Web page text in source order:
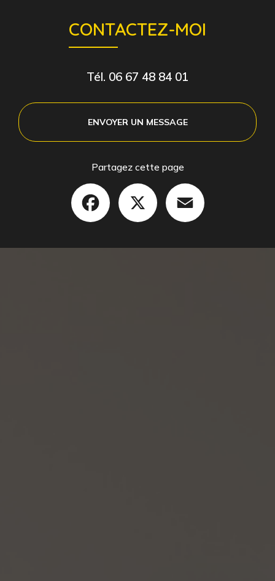
CONTACTEZ-MOI
Tél. 06 67 48 84 01
ENVOYER UN MESSAGE
Partagez cette page
Facebook